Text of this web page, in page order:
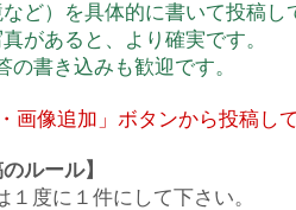
ど）を具体的に書いて投稿し
があると、より確実です。
の書き込みも歓迎です。
像追加」ボタンから投稿して
のルール】
度に１件にして下さい。